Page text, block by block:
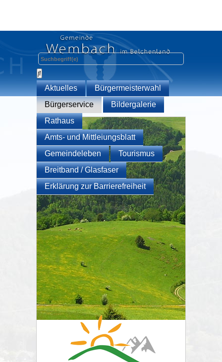
Aktuelles
Bürgermeisterwahl
Bürgerservice
Bildergalerie
Rathaus
Amts- und Mittleiungsblatt
Gemeindeleben
Tourismus
Breitband / Glasfaser
Erklärung zur Barrierefreiheit